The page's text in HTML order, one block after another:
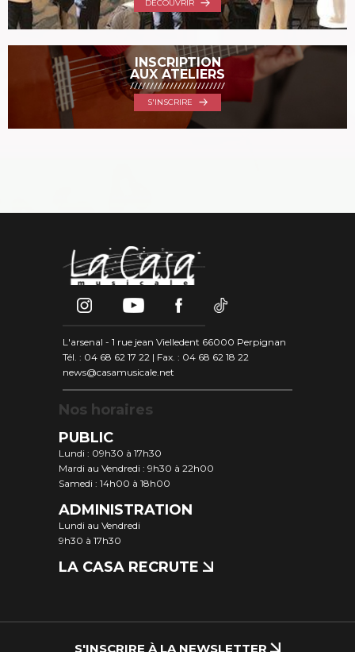
DÉCOUVRIR
INSCRIPTION
AUX ATELIERS
S'INSCRIRE
L'arsenal - 1 rue jean Vielledent 66000 Perpignan
Tél. : 04 68 62 17 22 | Fax. : 04 68 62 18 22
news@casamusicale.net
Nos horaires
PUBLIC
Lundi : 09h30 à 17h30
Mardi au Vendredi : 9h30 à 22h00
Samedi : 14h00 à 18h00
ADMINISTRATION
Lundi au Vendredi
9h30 à 17h30
LA CASA RECRUTE
S'INSCRIRE À LA NEWSLETTER